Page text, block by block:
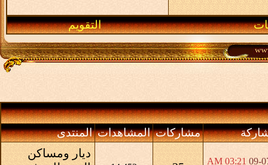
التقويم
مشاركات المشاهدات المنتدى
09-
03:21 AM
ديار ومساكن